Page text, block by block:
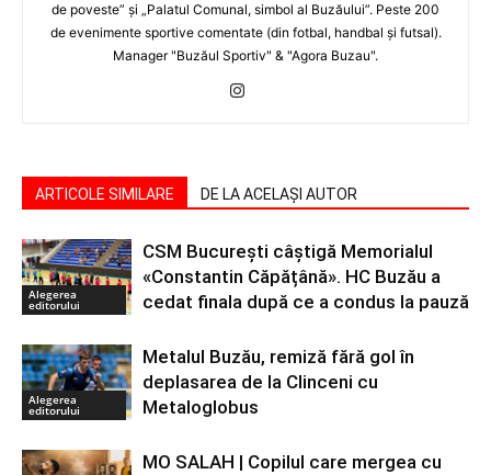
de poveste” şi „Palatul Comunal, simbol al Buzăului”. Peste 200
de evenimente sportive comentate (din fotbal, handbal şi futsal).
Manager "Buzăul Sportiv" & "Agora Buzau".
ARTICOLE SIMILARE DE LA ACELAȘI AUTOR
Alegerea
editorului
CSM București câștigă Memorialul
«Constantin Căpățână». HC Buzău a
cedat finala după ce a condus la pauză
Alegerea
editorului
Metalul Buzău, remiză fără gol în
deplasarea de la Clinceni cu
Metaloglobus
MO SALAH | Copilul care mergea cu